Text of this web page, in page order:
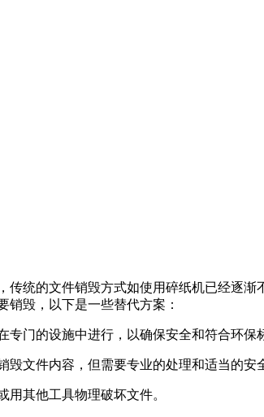
统的文件销毁方式如使用碎纸机已经逐
毁，以下是一些替代方案：
门的设施中进行，以确保安全和符合环保
文件内容，但需要专业的处理和适当的安
其他工具物理破坏文件。